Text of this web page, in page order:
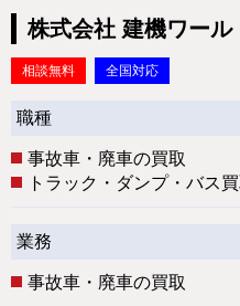
株式会社 建機ワール
相談無料 全国対応
職種
事故車・廃車の買取
トラック・ダンプ・バス
業務
事故車・廃車の買取